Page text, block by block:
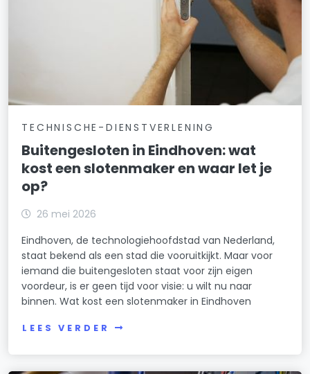
TECHNISCHE-DIENSTVERLENING
Buitengesloten in Eindhoven: wat
kost een slotenmaker en waar let je
op?
26 mei 2026
Eindhoven, de technologiehoofdstad van Nederland,
staat bekend als een stad die vooruitkijkt. Maar voor
iemand die buitengesloten staat voor zijn eigen
voordeur, is er geen tijd voor visie: u wilt nu naar
binnen. Wat kost een slotenmaker in Eindhoven
LEES VERDER